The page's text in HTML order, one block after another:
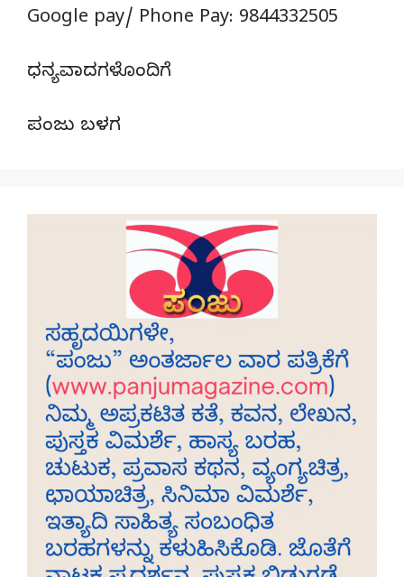
Google pay/ Phone Pay: 9844332505
ಧನ್ಯವಾದಗಳೊಂದಿಗೆ
ಪಂಜು ಬಳಗ